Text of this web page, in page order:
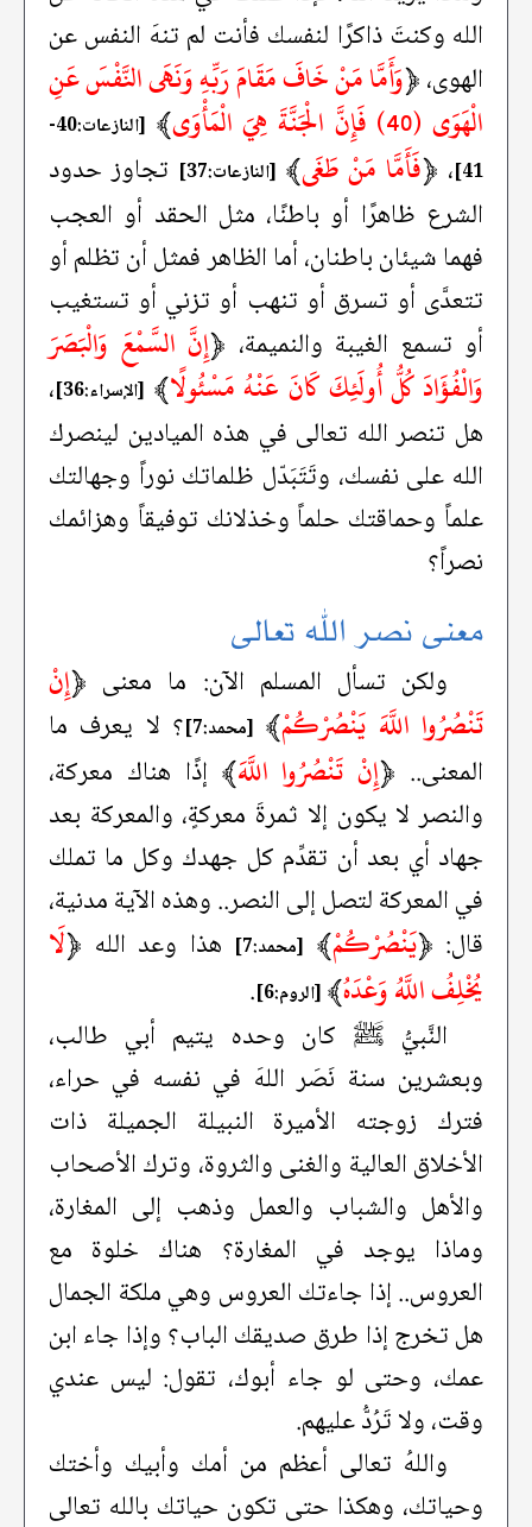
الله وكنتَ ذاكرًا لنفسك فأنت لم تنهَ النفس عن
الهوى،﴿وَأَمَّا مَنْ خَافَ مَقَامَ رَبِّهِ وَنَهَى النَّفْسَ عَنِ
الْهَوَى (40) فَإِنَّ الْجَنَّةَ هِيَ الْمَأْوَى
﴾
[النازعات:40-
41] ، ﴿فَأَمَّا مَنْ طَغَى﴾ [النازعات:37]
تجاوز حدود
الشرع ظاهرًا أو باطنًا، مثل الحقد أو العجب
فهما شيئان باطنان، أما الظاهر فمثل أن تظلم أو
تتعدَّى أو تسرق أو تنهب أو تزني أو تستغيب
أو تسمع الغيبة والنميمة، ﴿إِنَّ السَّمْعَ وَالْبَصَرَ
وَالْفُؤَادَ كُلُّ أُولَئِكَ كَانَ عَنْهُ مَسْئُولًا﴾ [الإسراء:36]
،
هل تنصر الله تعالى في هذه الميادين لينصرك
الله على نفسك، وتَتَبَدّل ظلماتك نوراً وجهالتك
علماً وحماقتك حلماً وخذلانك توفيقاً وهزائمك
نصراً؟
معنى نصر الله تعالى
ولكن تسأل المسلم الآن: ما معنى ﴿إِنْ
تَنْصُرُوا اللَّهَ يَنْصُرْكُمْ﴾ [محمد:7]
؟ لا يعرف ما
المعنى.. ﴿إِنْ تَنْصُرُوا اللَّهَ﴾ إذًا هناك معركة،
والنصر لا يكون إلا ثمرةَ معركةٍ، والمعركة بعد
جهاد أي بعد أن تقدِّم كل جهدك وكل ما تملك
في المعركة لتصل إلى النصر.. وهذه الآية مدنية،
قال: ﴿يَنْصُرْكُمْ﴾ [محمد:7] هذا وعد الله ﴿لَا
يُخْلِفُ اللَّهُ وَعْدَهُ﴾ [الروم:6]
.
النَّبيُّ ﷺ كان وحده يتيم أبي طالب،
وبعشرين سنة نَصَر اللهَ في نفسه في حراء،
فترك زوجته الأميرة النبيلة الجميلة ذات
الأخلاق العالية والغنى والثروة، وترك الأصحاب
والأهل والشباب والعمل وذهب إلى المغارة،
وماذا يوجد في المغارة؟ هناك خلوة مع
العروس.. إذا جاءتك العروس وهي ملكة الجمال
هل تخرج إذا طرق صديقك الباب؟ وإذا جاء ابن
عمك، وحتى لو جاء أبوك، تقول: ليس عندي
وقت، ولا تَرُدُّ عليهم.
واللهُ تعالى أعظم من أمك وأبيك وأختك
وحياتك، وهكذا حتى تكون حياتك بالله تعالى